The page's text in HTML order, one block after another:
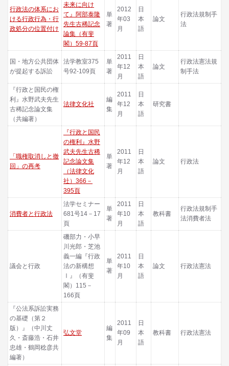
行政法の体系にお
ける行政行為・行
政処分の位置付け
未来に向け
て』阿部泰隆
先生古稀記念
論集（有斐
閣）59-87頁
単
著
2012
年03
月
日
本
語
論文
行政法規制手
法
国・地方公共団体
が提起する訴訟
法学教室375
号92-109頁
単
著
2011
年12
月
日
本
語
論文
行政法憲法規
制手法
『行政と国民の権
利』水野武夫先生
古稀記念論文集
（共編著）
法律文化社
編
集
2011
年12
月
日
本
語
研究書
「職権取消しと撤
回」の再考
『行政と国民
の権利』水野
武夫先生古稀
記念論文集
（法律文化
社）366－
395頁
単
著
2011
年12
月
日
本
語
論文 行政法
消費者と行政法
法学セミナー
681号14－17
頁
単
著
2011
年10
月
日
本
語
教科書
行政法規制手
法消費者法
議会と行政
磯部力・小早
川光郎・芝池
義一編『行政
法の新構想
Ⅰ』（有斐
閣）115－
166頁
単
著
2011
年10
月
日
本
語
論文 行政法憲法
『公法系訴訟実務
の基礎（第２
版）』（中川丈
久・斎藤浩・石井
忠雄・鶴岡稔彦共
編著）
弘文堂
編
集
2011
年09
月
日
本
語
教科書 行政法憲法